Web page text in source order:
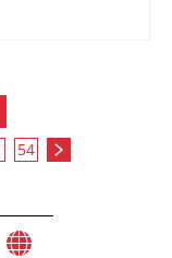
54